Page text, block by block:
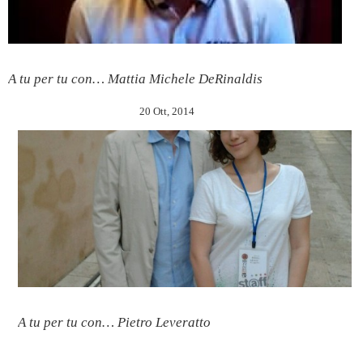
A tu per tu con… Mattia Michele DeRinaldis
20 Ott, 2014
A tu per tu con… Pietro Leveratto